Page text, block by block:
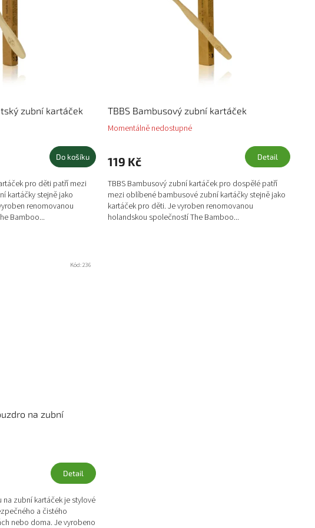
zubní kartáček
Do košíku
pro děti patří mezi
kartáčky stejně jako
renomovanou
Bamboo...
TBBS Bambusový zubní kartáček
Momentálně nedostupné
119 Kč Detail
TBBS Bambusový zubní kartáček pro dospělé patří
mezi oblíbené bambusové zubní kartáčky stejně jako
kartáček pro děti. Je vyroben renomovanou
holandskou společností The Bamboo...
na zubní
Detail
zubní kartáček je stylové
a čistého
nebo doma. Je vyrobeno
Kód:236